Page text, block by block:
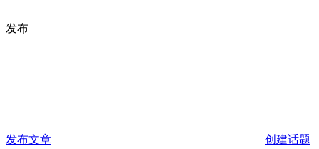
发布
发布文章 创建话题